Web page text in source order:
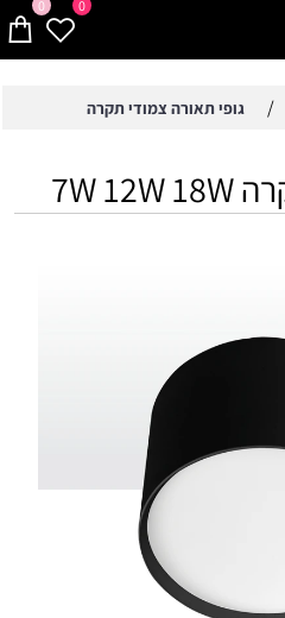
0 0
/ גופי תאורה צמודי תקרה